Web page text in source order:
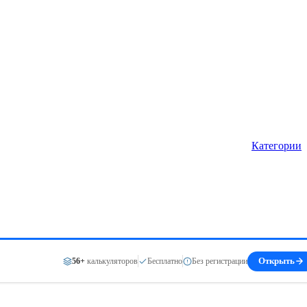
Категории
56+ калькуляторов Бесплатно Без регистрации Открыть